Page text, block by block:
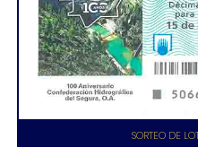
SORTEO DE